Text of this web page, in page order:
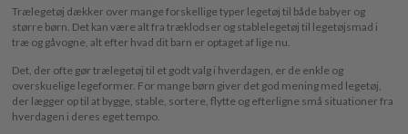
Trælegetøj dækker over mange forskellige typer legetøj til både babyer og
større børn. Det kan være alt fra træklodser og stablelegetøj til legetøjsmad i
træ og gåvogne, alt efter hvad dit barn er optaget af lige nu.
Det, der ofte gør trælegetøj til et godt valg i hverdagen, er de enkle og
overskuelige legeformer. For mange børn giver det god mening med legetøj,
der lægger op til at bygge, stable, sortere, flytte og efterligne små situationer fra
hverdagen i deres eget tempo.